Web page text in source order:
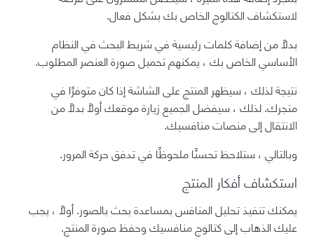
لاستكشاف الكتالوج الخاص بك بشكل فعال.
بدلاً من إضافة كلمات رئيسية في شريط البحث في النظام
الأساسي الخاص بك ، يمكنهم تحميل صورة العنصر المطلوب.
نتيجة لذلك ، سيظهر المنتج على الشاشة إذا كان متوفرًا في
متجرك. لذلك ، سيفضل الجميع زيارة موقعك أولاً بدلاً من
الانتقال إلى منصات منافسيك.
وبالتالي ، ستلاحظ تحسنًا ملحوظًا في تدفق حركة المرور.
استكشاف أفكار المنتج
يمكنك تنفيذ تحليل المنافس بمساعدة بحث بالصور. أولاً ، يجب
عليك الذهاب إلى كتالوج منافسيك وحفظ صورة المنتج.